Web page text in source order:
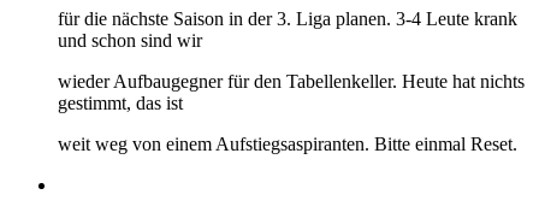
für die nächste Saison in der 3. Liga planen. 3-4 Leute krank
und schon sind wir
wieder Aufbaugegner für den Tabellenkeller. Heute hat nichts
gestimmt, das ist
weit weg von einem Aufstiegsaspiranten. Bitte einmal Reset.